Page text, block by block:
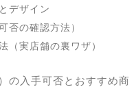
デザイン
否の確認方法）
（実店舗の裏ワザ）
の入手可否とおすすめ商